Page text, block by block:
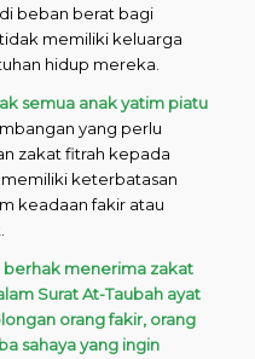
beban berat bagi
memiliki keluarga
hidup mereka.
semua anak yatim piatu
yang perlu
zakat fitrah kepada
keterbatasan
keadaan fakir atau
berhak menerima zakat
Surat At-Taubah ayat
orang fakir, orang
sahaya yang ingin